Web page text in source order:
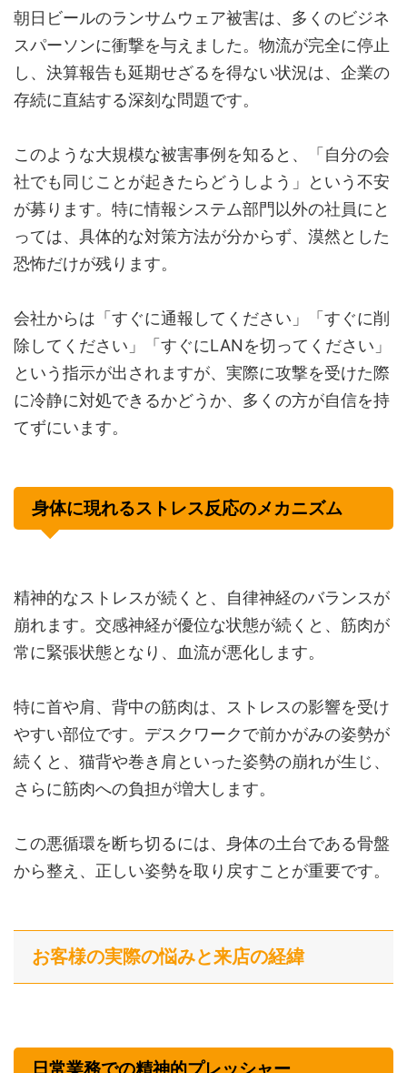
朝日ビールのランサムウェア被害は、多くのビジネ
スパーソンに衝撃を与えました。物流が完全に停止
し、決算報告も延期せざるを得ない状況は、企業の
存続に直結する深刻な問題です。
このような大規模な被害事例を知ると、「自分の会
社でも同じことが起きたらどうしよう」という不安
が募ります。特に情報システム部門以外の社員にと
っては、具体的な対策方法が分からず、漠然とした
恐怖だけが残ります。
会社からは「すぐに通報してください」「すぐに削
除してください」「すぐにLANを切ってください」
という指示が出されますが、実際に攻撃を受けた際
に冷静に対処できるかどうか、多くの方が自信を持
てずにいます。
身体に現れるストレス反応のメカニズム
精神的なストレスが続くと、自律神経のバランスが
崩れます。交感神経が優位な状態が続くと、筋肉が
常に緊張状態となり、血流が悪化します。
特に首や肩、背中の筋肉は、ストレスの影響を受け
やすい部位です。デスクワークで前かがみの姿勢が
続くと、猫背や巻き肩といった姿勢の崩れが生じ、
さらに筋肉への負担が増大します。
この悪循環を断ち切るには、身体の土台である骨盤
から整え、正しい姿勢を取り戻すことが重要です。
お客様の実際の悩みと来店の経緯